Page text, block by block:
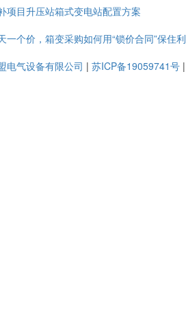
项目升压站箱式变电站配置方案
一个价，箱变采购如何用“锁价合同”保住
电气设备有限公司 | 苏ICP备19059741号